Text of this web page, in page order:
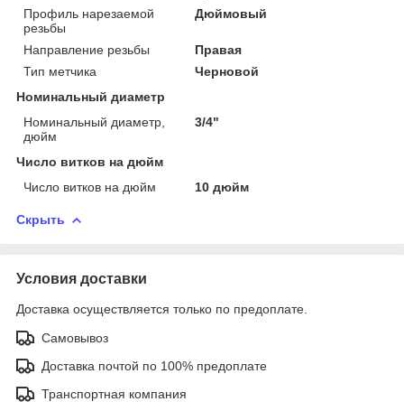
Профиль нарезаемой
резьбы
Дюймовый
Направление резьбы
Правая
Тип метчика
Черновой
Номинальный диаметр
Номинальный диаметр,
дюйм
3/4"
Число витков на дюйм
Число витков на дюйм
10 дюйм
Скрыть
Условия доставки
Доставка осуществляется только по предоплате.
Самовывоз
Доставка почтой по 100% предоплате
Транспортная компания